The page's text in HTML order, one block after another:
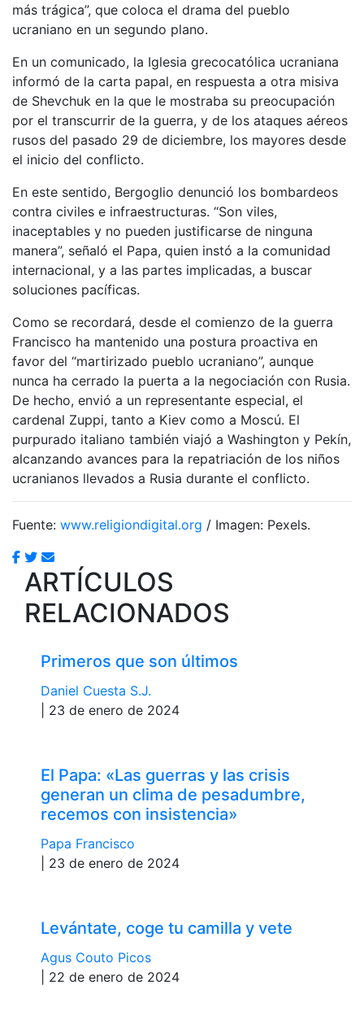
más trágica”, que coloca el drama del pueblo
ucraniano en un segundo plano.
En un comunicado, la Iglesia grecocatólica ucraniana
informó de la carta papal, en respuesta a otra misiva
de Shevchuk en la que le mostraba su preocupación
por el transcurrir de la guerra, y de los ataques aéreos
rusos del pasado 29 de diciembre, los mayores desde
el inicio del conflicto.
En este sentido, Bergoglio denunció los bombardeos
contra civiles e infraestructuras. “Son viles,
inaceptables y no pueden justificarse de ninguna
manera”, señaló el Papa, quien instó a la comunidad
internacional, y a las partes implicadas, a buscar
soluciones pacíficas.
Como se recordará, desde el comienzo de la guerra
Francisco ha mantenido una postura proactiva en
favor del “martirizado pueblo ucraniano”, aunque
nunca ha cerrado la puerta a la negociación con Rusia.
De hecho, envió a un representante especial, el
cardenal Zuppi, tanto a Kiev como a Moscú. El
purpurado italiano también viajó a Washington y Pekín,
alcanzando avances para la repatriación de los niños
ucranianos llevados a Rusia durante el conflicto.
Fuente: www.religiondigital.org / Imagen: Pexels.
ARTÍCULOS
RELACIONADOS
Primeros que son últimos
Daniel Cuesta S.J.
| 23 de enero de 2024
El Papa: «Las guerras y las crisis
generan un clima de pesadumbre,
recemos con insistencia»
Papa Francisco
| 23 de enero de 2024
Levántate, coge tu camilla y vete
Agus Couto Picos
| 22 de enero de 2024